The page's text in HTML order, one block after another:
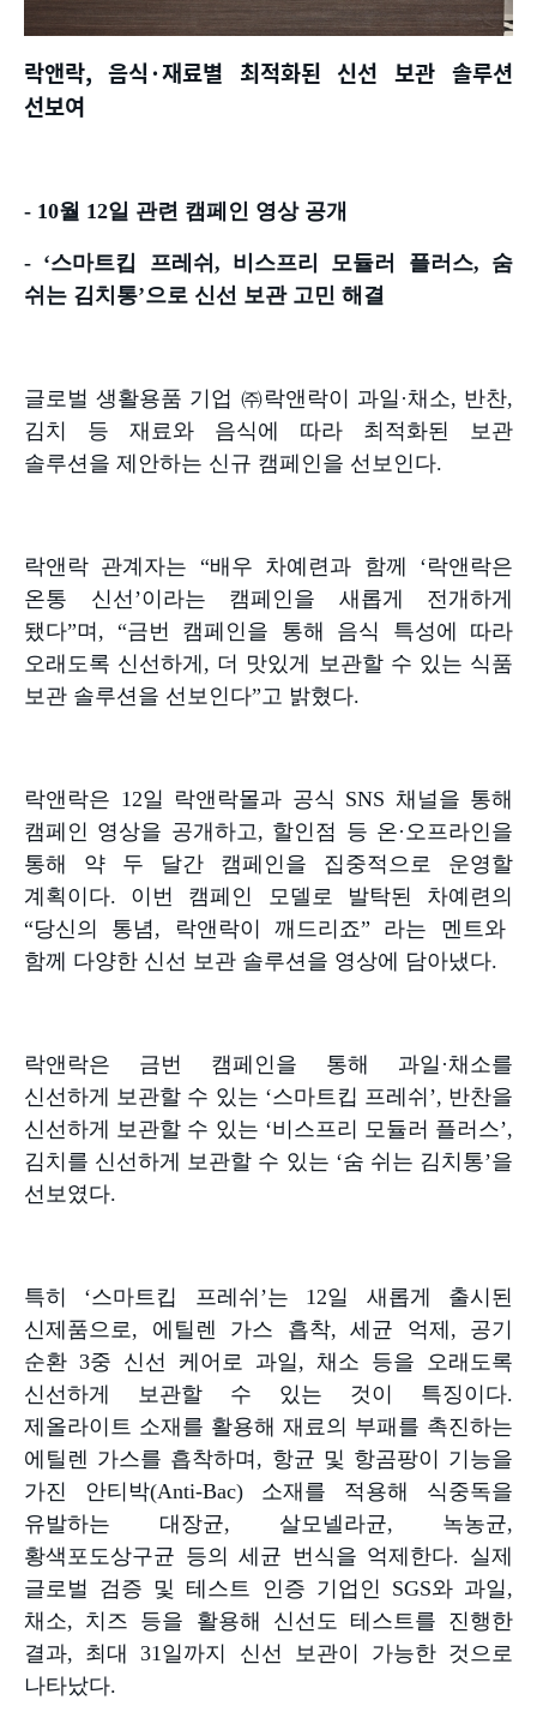
락앤락, 음식·재료별 최적화된 신선 보관 솔루션
선보여
- 10월 12일 관련 캠페인 영상 공개
- ‘스마트킵 프레쉬 , 비스프리 모듈러 플러스, 숨
쉬는 김치통’으로 신선 보관 고민 해결
글로벌 생활용품 기업 ㈜락앤락이 과일 ·채소, 반찬,
김치 등 재료와 음식에 따라 최적화된 보관
솔루션을 제안하는 신규 캠페인을 선보인다.
락앤락 관계자는 “배우 차예련과 함께 ‘락앤락은
온통 신선’이라는 캠페인을 새롭게 전개하게
됐다”며 , “금번 캠페인을 통해 음식 특성에 따라
오래도록 신선하게 , 더 맛있게 보관할 수 있는 식품
보관 솔루션을 선보인다”고 밝혔다.
락앤락은 12일 락앤락몰과 공식 SNS 채널을 통해
캠페인 영상을 공개하고, 할인점 등 온·오프라인을
통해 약 두 달간 캠페인을 집중적으로 운영할
계획이다. 이번 캠페인 모델로 발탁된 차예련의
“당신의 통념, 락앤락이 깨드리죠” 라는 멘트와
함께 다양한 신선 보관 솔루션을 영상에 담아냈다.
락앤락은 금번 캠페인을 통해 과일 ·채소를
신선하게 보관할 수 있는 ‘스마트킵 프레쉬 ’, 반찬을
신선하게 보관할 수 있는 ‘비스프리 모듈러 플러스’,
김치를 신선하게 보관할 수 있는 ‘숨 쉬는 김치통’을
선보였다.
특히 ‘스마트킵 프레쉬 ’는 12일 새롭게 출시된
신제품으로, 에틸렌 가스 흡착, 세균 억제 , 공기
순환 3중 신선 케어로 과일, 채소 등을 오래도록
신선하게 보관할 수 있는 것이 특징이다.
제올라이트 소재를 활용해 재료의 부패를 촉진하는
에틸렌 가스를 흡착하며 , 항균 및 항곰팡이 기능을
가진 안티박(Anti-Bac) 소재를 적용해 식중독을
유발하는 대장균, 살모넬라균, 녹농균,
황색포도상구균 등의 세균 번식을 억제한다. 실제
글로벌 검증 및 테스트 인증 기업인 SGS와 과일,
채소, 치즈 등을 활용해 신선도 테스트를 진행한
결과, 최대 31일까지 신선 보관이 가능한 것으로
나타났다.